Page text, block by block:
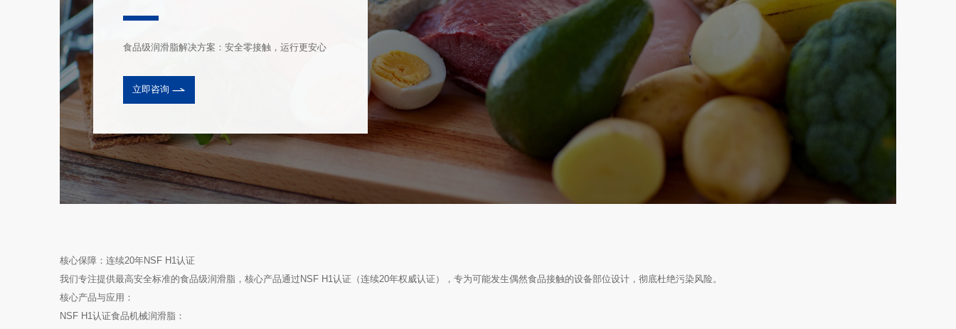
食品级润滑脂解决方案：安全零接触，运行更安心
立即咨询
核心保障：连续20年NSF H1认证
我们专注提供最高安全标准的食品级润滑脂，核心产品通过NSF H1认证（连续20年权威认证），专为可能发生偶然食品接触的设备部位设计，彻底杜绝污染风险。
核心产品与应用：
NSF H1认证食品机械润滑脂：